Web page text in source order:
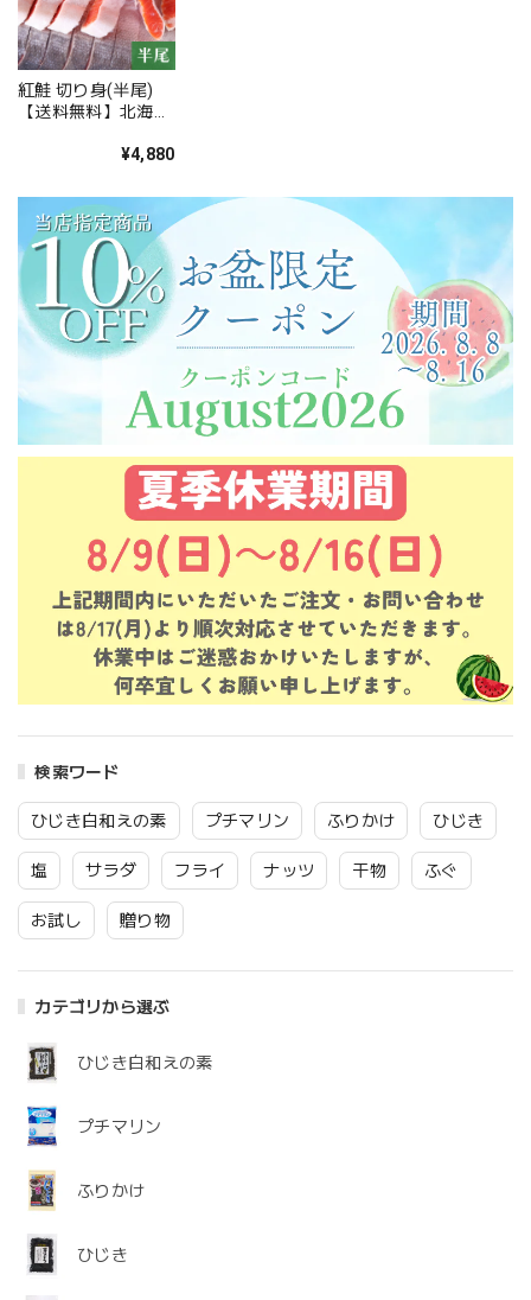
検索ワード
ひじき白和えの素 プチマリン ふりかけ ひじき
塩 サラダ フライ ナッツ 干物 ふぐ
お試し 贈り物
カテゴリから選ぶ
ひじき白和えの素
プチマリン
ふりかけ
ひじき
紅鮭 切り身(半尾)
【送料無料】北海
¥4,880